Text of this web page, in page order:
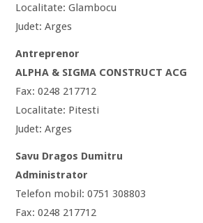
Localitate: Glambocu
Judet: Arges
Antreprenor
ALPHA & SIGMA CONSTRUCT ACG
Fax: 0248 217712
Localitate: Pitesti
Judet: Arges
Savu Dragos Dumitru
Administrator
Telefon mobil: 0751 308803
Fax: 0248 217712